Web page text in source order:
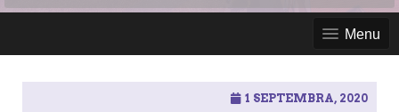
Menu
1 SEPTEMBRA, 2020